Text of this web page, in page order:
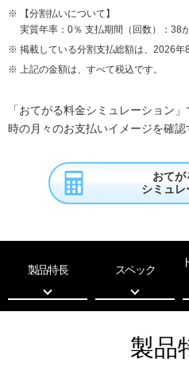
【分割払いについて】
実質年率：0％ 支払期間（回数）：38
掲載している分割支払総額は、2026年
上記の金額は、すべて税込です。
「おてがる料金シミュレーション
時の月々のお支払いイメージを確認
おてが
シミュ
製品特長 スペック
製品